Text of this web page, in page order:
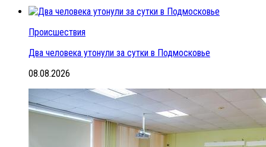
Происшествия
Два человека утонули за сутки в Подмосковье
08.08.2026